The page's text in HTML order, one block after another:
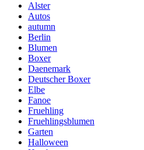
Alster
Autos
autumn
Berlin
Blumen
Boxer
Daenemark
Deutscher Boxer
Elbe
Fanoe
Fruehling
Fruehlingsblumen
Garten
Halloween